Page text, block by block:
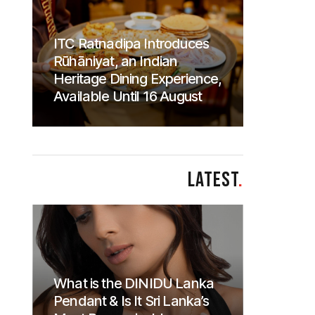
ITC Ratnadipa Introduces
Rūhāniyat, an Indian
Heritage Dining Experience,
Available Until 16 August
LATEST.
What is the DINIDU Lanka
Pendant & Is It Sri Lanka’s